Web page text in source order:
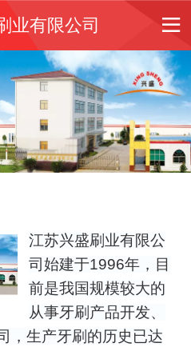
业有限公司
江苏兴盛刷业有限公
司始建于1996年，目
前是我国规模较大的
从事牙刷产品开发、
，生产牙刷的历史已达